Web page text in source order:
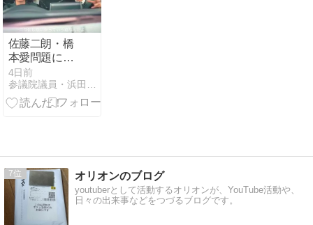
佐藤二朗・橋
本愛問題に見
るポリコレの
暴走とオール
ドメディア不
4日前
7 オリオンのブログ
youtuberとして活動するオリオンが、YouTube活動や、
日々の出来事などをつづるブログです。